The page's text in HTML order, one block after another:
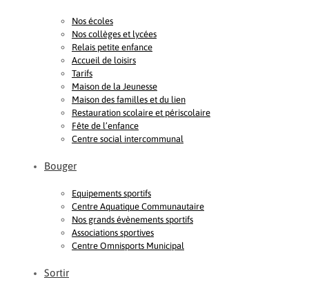
Nos écoles
Nos collèges et lycées
Relais petite enfance
Accueil de loisirs
Tarifs
Maison de la Jeunesse
Maison des familles et du lien
Restauration scolaire et périscolaire
Fête de l’enfance
Centre social intercommunal
Bouger
Equipements sportifs
Centre Aquatique Communautaire
Nos grands évènements sportifs
Associations sportives
Centre Omnisports Municipal
Sortir